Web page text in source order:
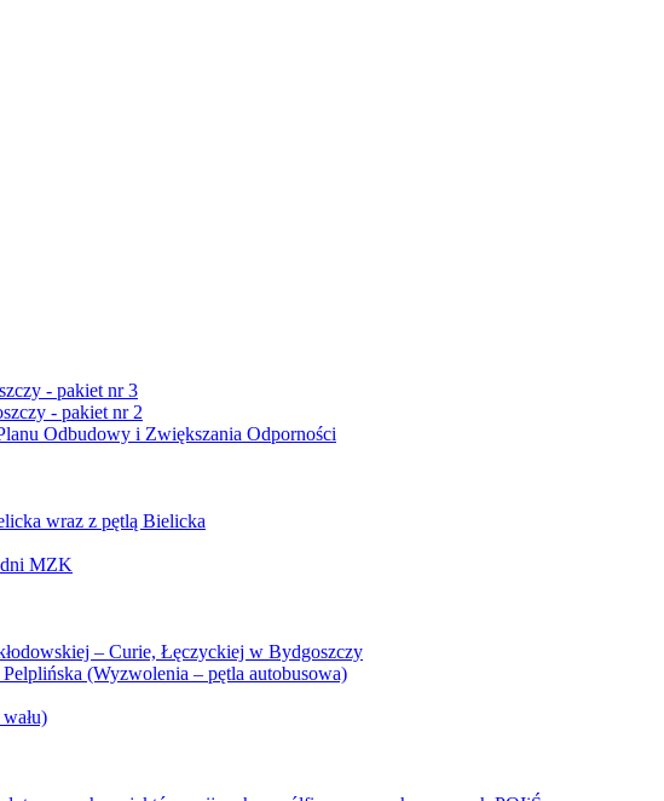
- pakiet nr 3
- pakiet nr 2
Odbudowy i Zwiększania Odporności
wraz z pętlą Bielicka
MZK
– Curie, Łęczyckiej w Bydgoszczy
(Wyzwolenia – pętla autobusowa)